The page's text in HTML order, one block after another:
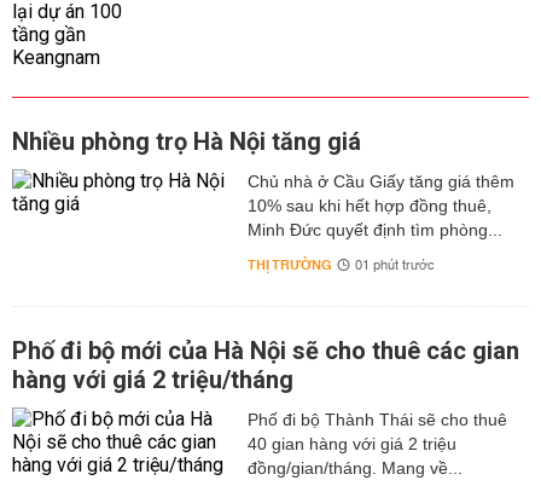
Nhiều phòng trọ Hà Nội tăng giá
Chủ nhà ở Cầu Giấy tăng giá thêm
10% sau khi hết hợp đồng thuê,
Minh Đức quyết định tìm phòng...
THỊ TRƯỜNG 01 phút trước
Phố đi bộ mới của Hà Nội sẽ cho thuê các gian
hàng với giá 2 triệu/tháng
Phố đi bộ Thành Thái sẽ cho thuê
40 gian hàng với giá 2 triệu
đồng/gian/tháng. Mang về...